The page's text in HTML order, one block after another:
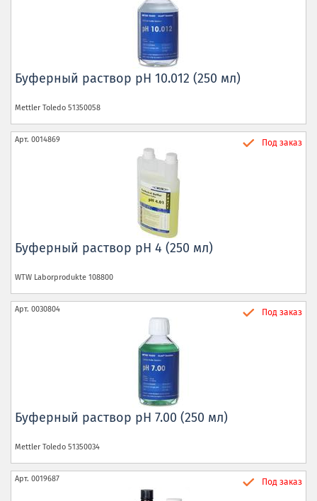
Буферный раствор pH 10.012 (250 мл)
Mettler Toledo 51350058
Арт. 0014869 Под заказ
Буферный раствор pH 4 (250 мл)
WTW Laborprodukte 108800
Арт. 0030804 Под заказ
Буферный раствор pH 7.00 (250 мл)
Mettler Toledo 51350034
Арт. 0019687 Под заказ